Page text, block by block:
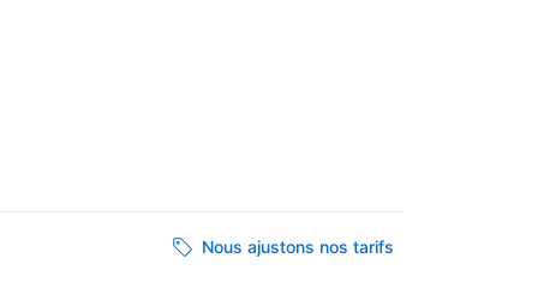
Nous ajustons nos tarifs